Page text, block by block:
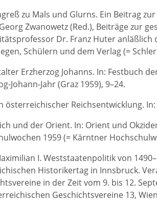
zu Mals und Glurns. Ein Beitrag
Zwanowetz (Red.), Beiträge zur
Dr. Franz Huter
Schülern und dem Verlag (=
Erzherzog Johanns. In: Festbuch
Johann-Jahr (Graz 1959), 9–24.
österreichischer Reichsentwicklung.
und der Orient. In: Orient und
1959 (= Kärntner
I. Weststaatenpolitik von
Historikertag in Innsbruck.
in der Zeit vom 9. bis 12.
Geschichtsvereine 13,